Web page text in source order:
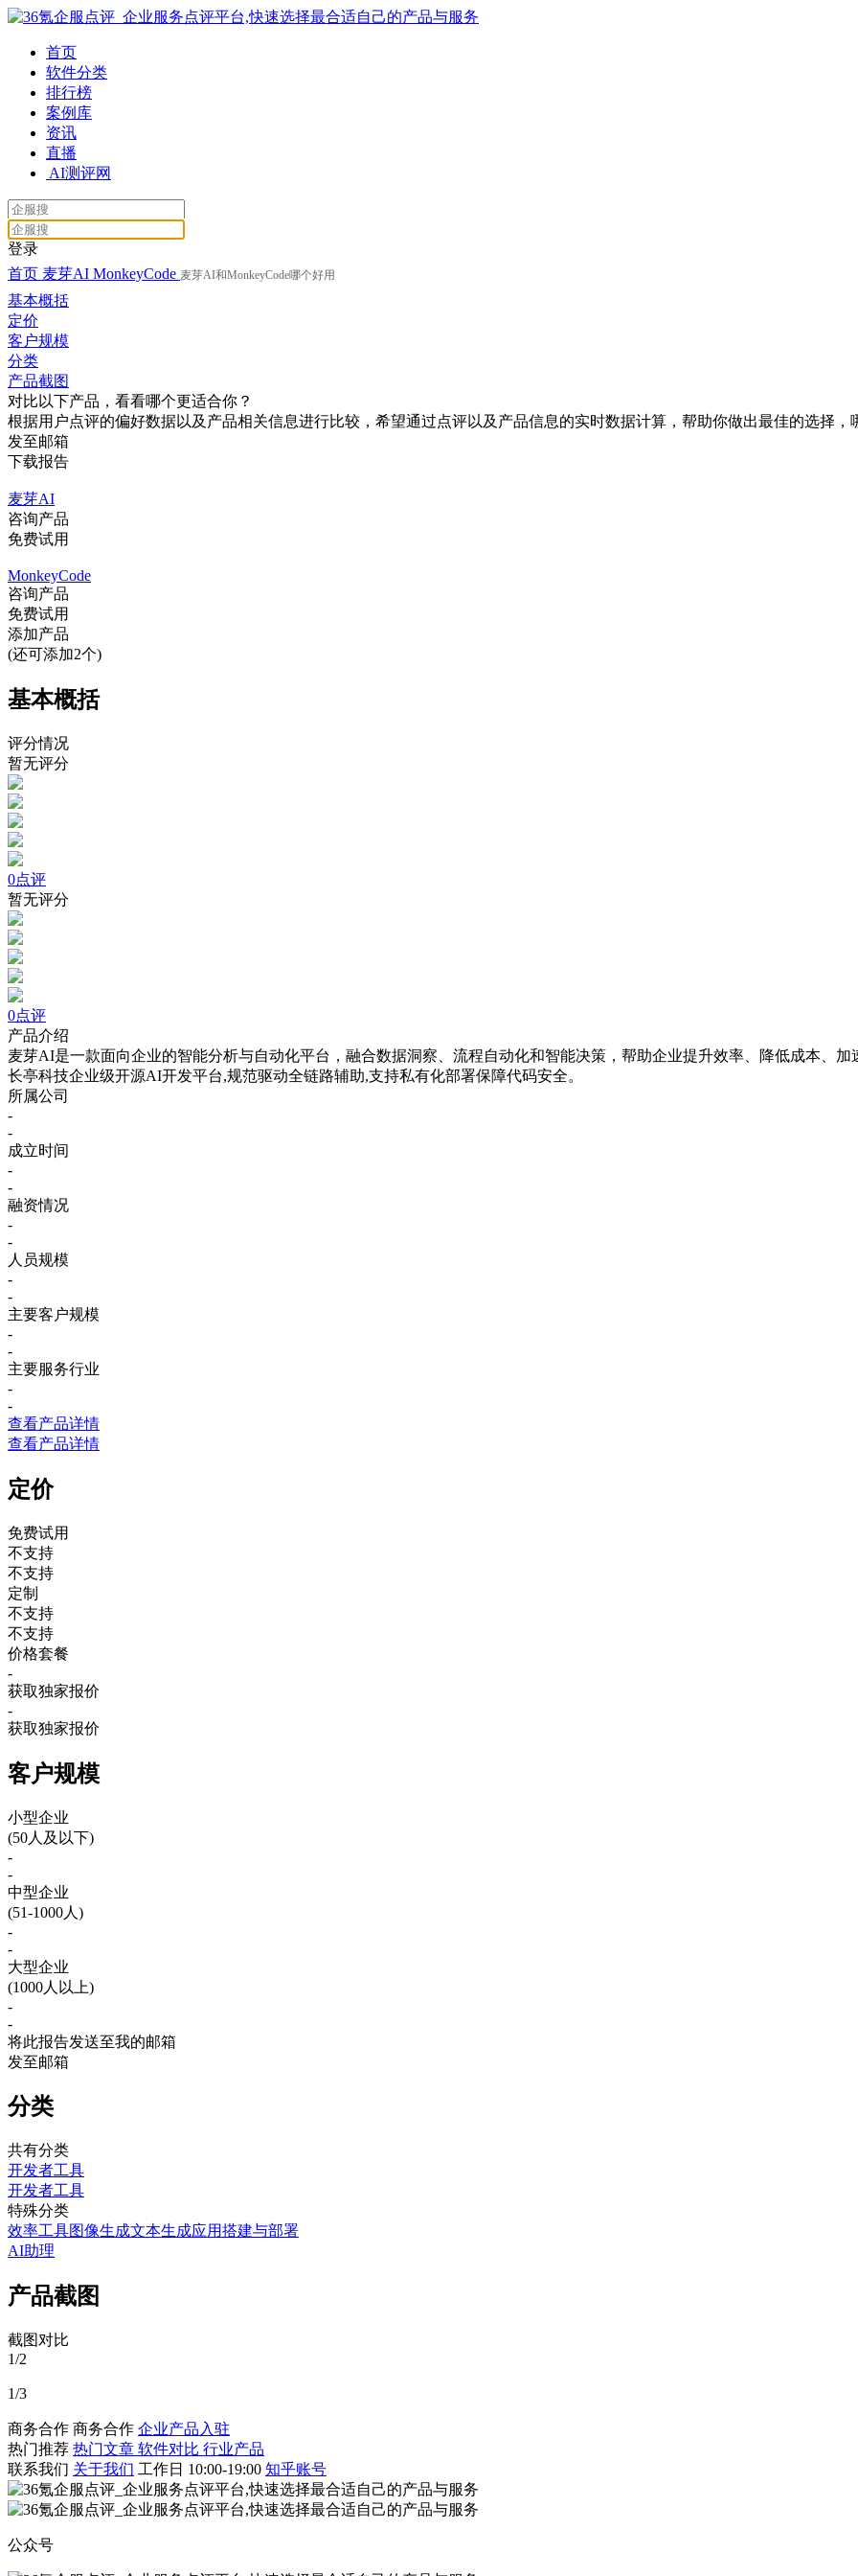
首页
软件分类
排行榜
案例库
资讯
直播
AI测评网
登录
首页 麦芽AI MonkeyCode 麦芽AI和MonkeyCode哪个好用
基本概括
定价
客户规模
分类
产品截图
对比以下产品，看看哪个更适合你？
根据用户点评的偏好数据以及产品相关信息进行比较，希望通过点评以及产品信息的实时数据计算，帮助你做出最佳的选择，
发至邮箱
下载报告
麦芽AI
咨询产品
免费试用
MonkeyCode
咨询产品
免费试用
添加产品
(还可添加2个)
基本概括
评分情况
暂无评分
0点评
暂无评分
0点评
产品介绍
麦芽AI是一款面向企业的智能分析与自动化平台，融合数据洞察、流程自动化和智能决策，帮助企业提升效率、降低成本、加
长亭科技企业级开源AI开发平台,规范驱动全链路辅助,支持私有化部署保障代码安全。
所属公司
-
-
成立时间
-
-
融资情况
-
-
人员规模
-
-
主要客户规模
-
-
主要服务行业
-
-
查看产品详情
查看产品详情
定价
免费试用
不支持
不支持
定制
不支持
不支持
价格套餐
-
获取独家报价
-
获取独家报价
客户规模
小型企业
(50人及以下)
-
-
中型企业
(51-1000人)
-
-
大型企业
(1000人以上)
-
-
将此报告发送至我的邮箱
发至邮箱
分类
共有分类
开发者工具
开发者工具
特殊分类
效率工具图像生成文本生成应用搭建与部署
AI助理
产品截图
截图对比
1/2
1/3
商务合作 商务合作 企业产品入驻
热门推荐 热门文章 软件对比 行业产品
联系我们 关于我们 工作日 10:00-19:00 知乎账号
公众号